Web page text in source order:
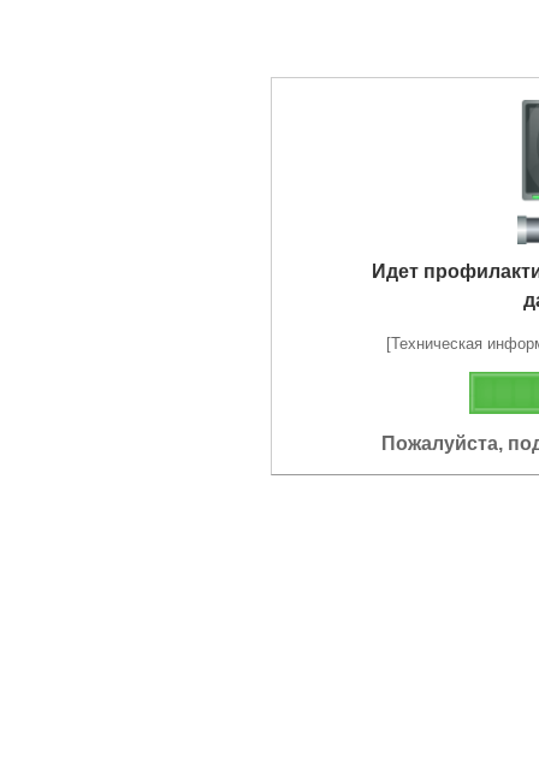
Идет
[Техническая
Пожалуйста,